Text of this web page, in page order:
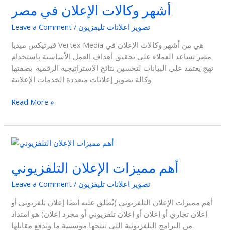
أشهر وكالات الإعلان في مصر
Leave a Comment / تصوير اعلانات تليفزيون
فيرتيكس ميديا Vertex Media هي من أشهر وكالات الإعلان في
مصر تساعد العملاء على تحقيق أهداف العمل الأساسية باستخدام
نهج يعتمد على البيانات لتحسين نتائج الإستراتيجية الرقمية. بصفتها
وكالة تصوير إعلانات متعددة الخدمات الإعلانية.
في
مصر
Read More »
أهم مميزات الإعلان التلفزيوني
Leave a Comment / تصوير اعلانات تليفزيون
أهم مميزات الإعلان التلفزيوني (يُطلق عليه أيضًا إعلان تلفزيوني أو
إعلان تجاري أو إعلان أو إعلان تلفزيوني أو مجرد إعلان) هو امتداد
من البرامج التلفزيونية التي تنتجها مؤسسة ما وتدفع مقابلها.
أهم
الإعلان
التلفزيوني